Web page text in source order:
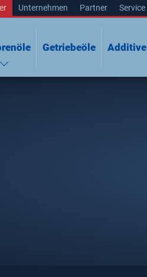
Unternehmen Partner Service
Getriebeöle Additive